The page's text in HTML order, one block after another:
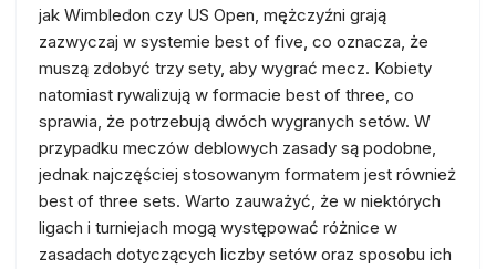
jak Wimbledon czy US Open, mężczyźni grają
zazwyczaj w systemie best of five, co oznacza, że
muszą zdobyć trzy sety, aby wygrać mecz. Kobiety
natomiast rywalizują w formacie best of three, co
sprawia, że potrzebują dwóch wygranych setów. W
przypadku meczów deblowych zasady są podobne,
jednak najczęściej stosowanym formatem jest również
best of three sets. Warto zauważyć, że w niektórych
ligach i turniejach mogą występować różnice w
zasadach dotyczących liczby setów oraz sposobu ich